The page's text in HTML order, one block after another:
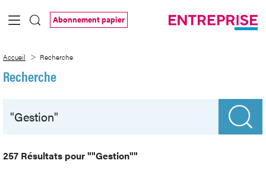
Saut au contenu principal
Abonnement papier
Accueil Recherche
Recherche
257 Résultats pour""Gestion""